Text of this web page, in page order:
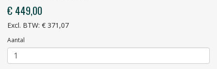
€ 449,00
Excl. BTW: € 371,07
Aantal